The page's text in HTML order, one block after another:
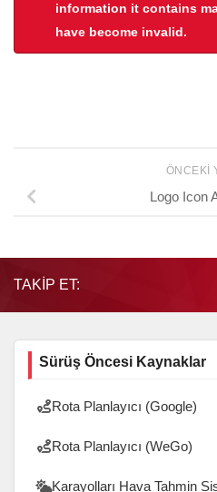
information it contains
have become invalid.
ÖNCEKI
Logo Icon
TAKIP ET:
Sürüş Öncesi Kaynaklar
Rota Planlayıcı (Google)
Rota Planlayıcı (WeGo)
Karayolları Hava Tahmin